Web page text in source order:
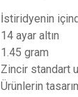
İstiridyenin
14 ayar altın
1.45 gram
Zincir standart
Ürünlerin